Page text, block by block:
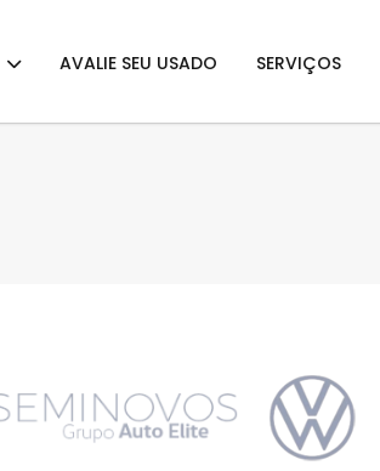
AVALIE SEU USADO SERVIÇOS